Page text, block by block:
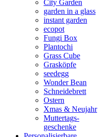
City Garden
garden in a glass
instant garden
ecopot
Fungi Box
Plantochi
Grass Cube
Grasköpfe
seedegg
Wonder Bean
Schneidebrett
Ostern
Xmas & Neujahr
Muttertags-
geschenke